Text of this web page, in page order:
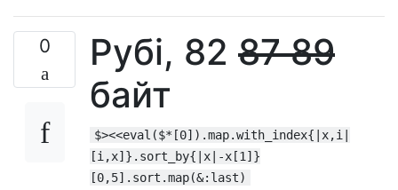
0 Рубі, 82 8789
байт
$><<eval($*[0]).map.with_index{|x,i|
[i,x]}.sort_by{|x|-x[1]}
[0,5].sort.map(&:last)